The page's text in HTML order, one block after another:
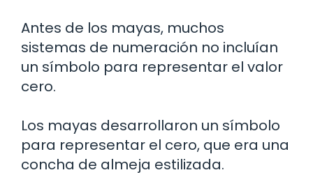
Antes de los mayas, muchos
sistemas de numeración no incluían
un símbolo para representar el valor
cero.
Los mayas desarrollaron un símbolo
para representar el cero, que era una
concha de almeja estilizada.